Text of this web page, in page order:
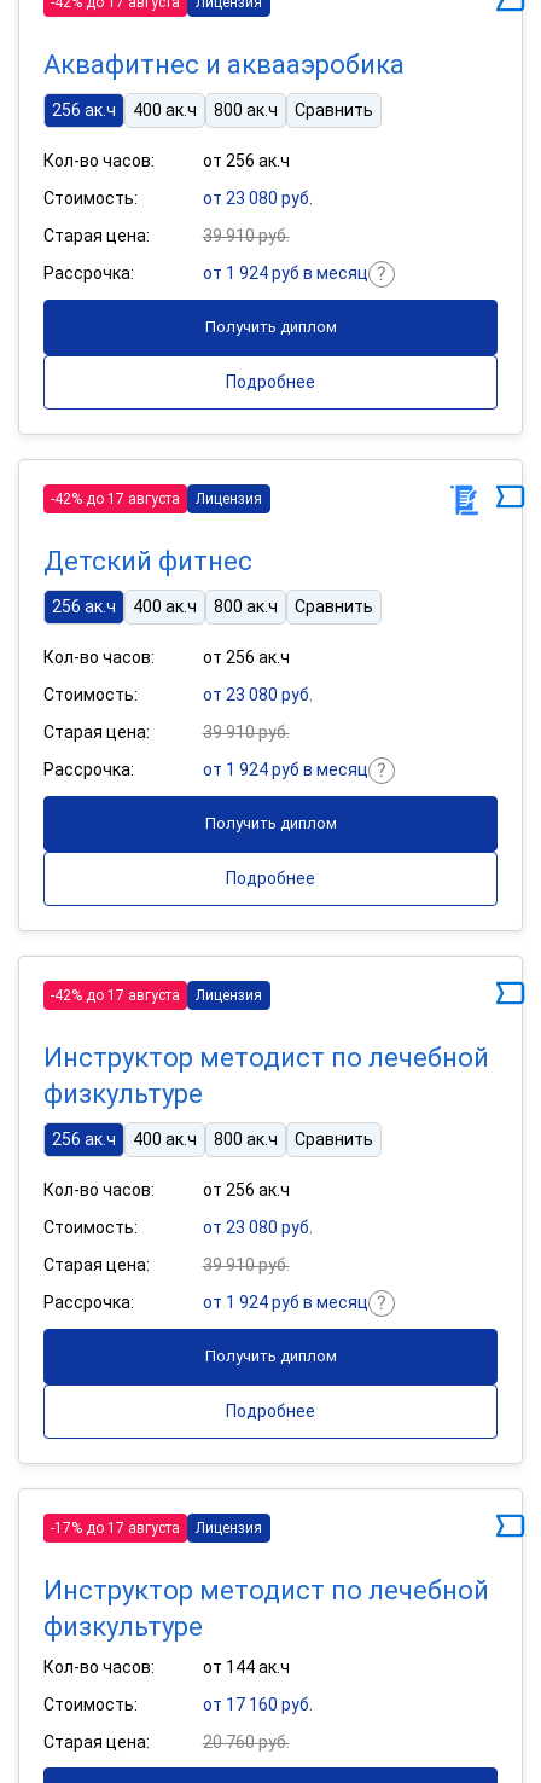
Аквафитнес и аквааэробика
256 ак.ч 400 ак.ч 800 ак.ч Сравнить
Кол-во часов:
от 256 ак.ч
Стоимость:
от 23 080 руб.
Старая цена:
39 910 руб.
Рассрочка:
от 1 924 руб в месяц
Получить диплом
Подробнее
-42% до 17 августа Лицензия
Детский фитнес
256 ак.ч 400 ак.ч 800 ак.ч Сравнить
Кол-во часов:
от 256 ак.ч
Стоимость:
от 23 080 руб.
Старая цена:
39 910 руб.
Рассрочка:
от 1 924 руб в месяц
Получить диплом
Подробнее
-42% до 17 августа Лицензия
Инструктор методист по лечебной
физкультуре
256 ак.ч 400 ак.ч 800 ак.ч Сравнить
Кол-во часов:
от 256 ак.ч
Стоимость:
от 23 080 руб.
Старая цена:
39 910 руб.
Рассрочка:
от 1 924 руб в месяц
Получить диплом
Подробнее
-17% до 17 августа Лицензия
Инструктор методист по лечебной
физкультуре
Кол-во часов:
от 144 ак.ч
Стоимость:
от 17 160 руб.
Старая цена:
20 760 руб.